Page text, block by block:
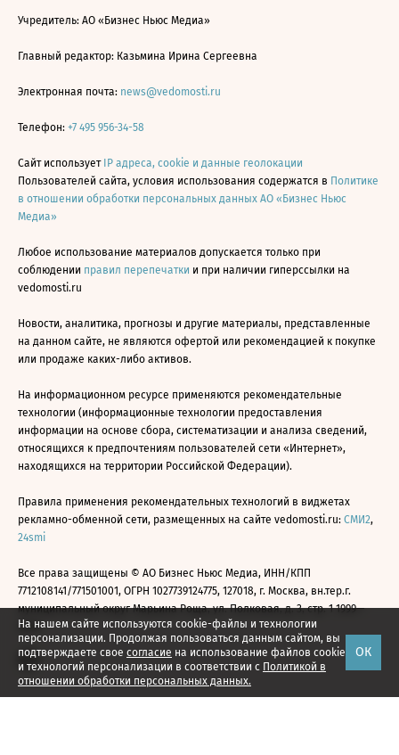
На нашем сайте используются cookie-файлы и технологии
персонализации. Продолжая пользоваться данным сайтом, вы
подтверждаете свое согласие на использование файлов cookie
и технологий персонализации в соответствии с Политикой в
отношении обработки персональных данных.
ОК
Учредитель: АО «Бизнес Ньюс Медиа»
Главный редактор: Казьмина Ирина Сергеевна
Электронная почта: news@vedomosti.ru
Телефон: +7 495 956-34-58
Сайт использует IP адреса, cookie и данные геолокации
Пользователей сайта, условия использования содержатся в Политике
в отношении обработки персональных данных АО «Бизнес Ньюс
Медиа»
Любое использование материалов допускается только при
соблюдении правил перепечатки и при наличии гиперссылки на
vedomosti.ru
Новости, аналитика, прогнозы и другие материалы, представленные
на данном сайте, не являются офертой или рекомендацией к покупке
или продаже каких-либо активов.
На информационном ресурсе применяются рекомендательные
технологии (информационные технологии предоставления
информации на основе сбора, систематизации и анализа сведений,
относящихся к предпочтениям пользователей сети «Интернет»,
находящихся на территории Российской Федерации).
Правила применения рекомендательных технологий в виджетах
рекламно-обменной сети, размещенных на сайте vedomosti.ru: СМИ2,
24smi
Все права защищены © АО Бизнес Ньюс Медиа, ИНН/КПП
7712108141/771501001, ОГРН 1027739124775, 127018, г. Москва, вн.тер.г.
муниципальный округ Марьина Роща, ул. Полковая, д. 3, стр. 1 1999—
2026